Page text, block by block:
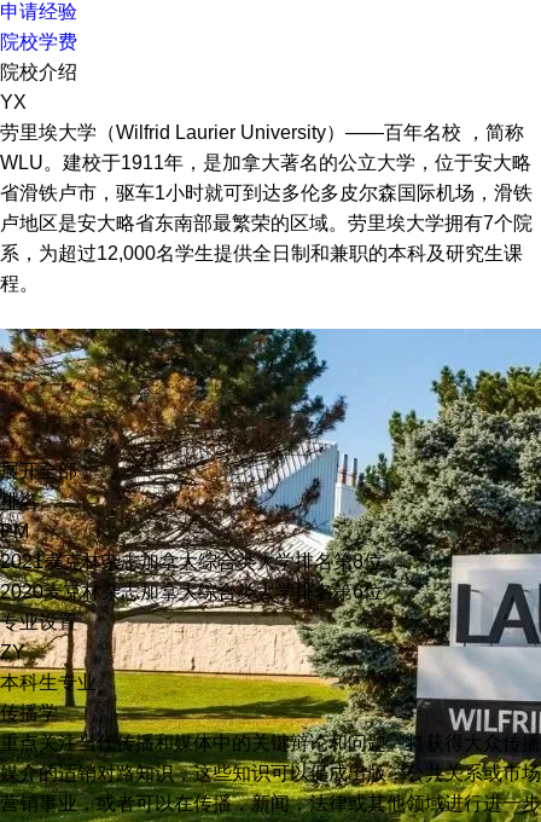
申请经验
院校学费
院校介绍
YX
劳里埃大学（Wilfrid Laurier University）——百年名校 ，简称
WLU。建校于1911年，是加拿大著名的公立大学，位于安大略
省滑铁卢市，驱车1小时就可到达多伦多皮尔森国际机场，滑铁
卢地区是安大略省东南部最繁荣的区域。劳里埃大学拥有7个院
系，为超过12,000名学生提供全日制和兼职的本科及研究生课
程。
展开全部
排名
PM
2021麦克林杂志加拿大综合类大学排名第8位
2020麦克林杂志加拿大综合类大学排名第6位
专业设置
ZY
本科生专业
传播学
重点关注当代传播和媒体中的关键辩论和问题。将获得大众传播
媒介的适销对路知识，这些知识可以促成出版，公共关系或市场
营销事业，或者可以在传播，新闻，法律或其他领域进行进一步